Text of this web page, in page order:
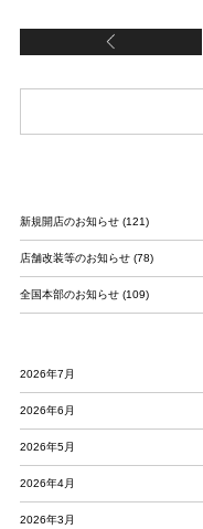
新規開店のお知らせ (121)
店舗改装等のお知らせ (78)
全国本部のお知らせ (109)
2026年7月
2026年6月
2026年5月
2026年4月
2026年3月